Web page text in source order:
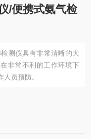
/便携式氨气检
测仪具有非常清晰的大
非常不利的工作环境下
员预防。